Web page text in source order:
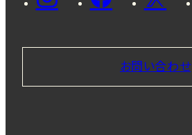
お問い合わせ